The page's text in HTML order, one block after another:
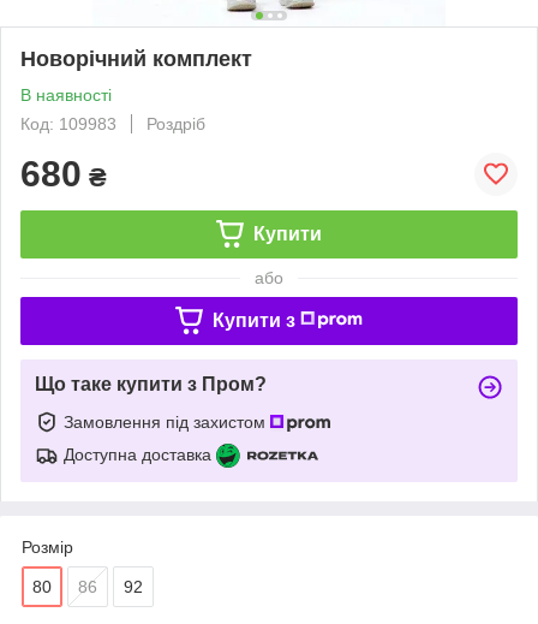
Новорічний комплект
В наявності
Код: 109983
Роздріб
680 ₴
Купити
або
Купити з
Що таке купити з Пром?
Замовлення під захистом
Доступна доставка
Розмір
80 86 92